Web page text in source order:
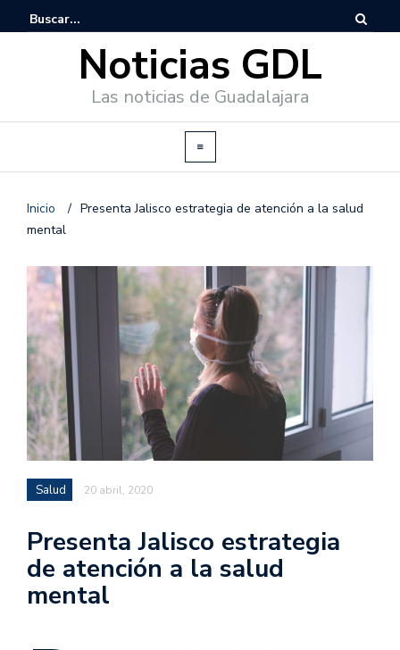
Noticias GDL
Las noticias de Guadalajara
Inicio / Presenta Jalisco estrategia de atención a la salud
mental
Salud 20 abril, 2020
Presenta Jalisco estrategia
de atención a la salud
mental